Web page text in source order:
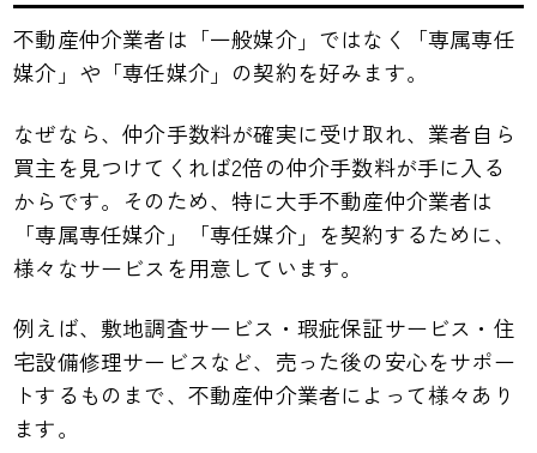
不動産仲介業者は「一般媒介」ではなく「専属専任
媒介」や「専任媒介」の契約を好みます。
なぜなら、仲介手数料が確実に受け取れ、業者自ら
買主を見つけてくれば2倍の仲介手数料が手に入る
からです。そのため、特に大手不動産仲介業者は
「専属専任媒介」「専任媒介」を契約するために、
様々なサービスを用意しています。
例えば、敷地調査サービス・瑕疵保証サービス・住
宅設備修理サービスなど、売った後の安心をサポー
トするものまで、不動産仲介業者によって様々あり
ます。